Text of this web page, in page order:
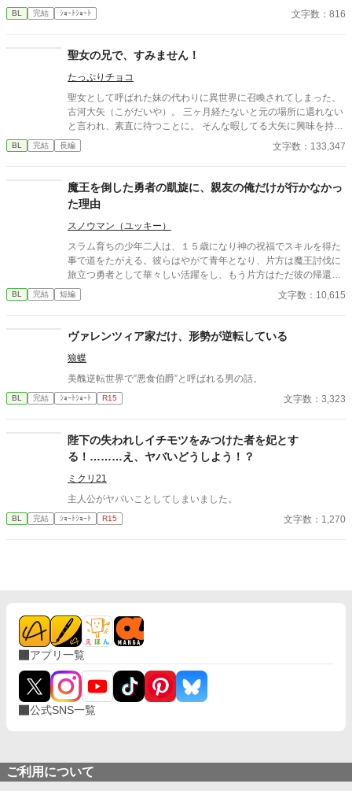
もないんだろうなあ。 そんなおれに両親が持ってきた結婚話。と
いうか、政略結婚だろ？！
BL 完結 ｼｮｰﾄｼｮｰﾄ 文字数：816
聖女の兄で、すみません！
たっぷりチョコ
聖女として呼ばれた妹の代わりに異世界に召喚されてしまった、
古河大矢（こがだいや）。 三ヶ月経たないと元の場所に還れない
と言われ、素直に待つことに。 そんな暇してる大矢に興味を持っ
た次期国王となる第一王子が話しかけてきて・・・。 BL。ラブコ
メ異世界ファンタジー。
BL 完結 長編 文字数：133,347
魔王を倒した勇者の凱旋に、親友の俺だけが行かなかっ
た理由
スノウマン（ユッキー）
スラム育ちの少年二人は、１５歳になり神の祝福でスキルを得た
事で道をたがえる。彼らはやがて青年となり、片方は魔王討伐に
旅立つ勇者として華々しい活躍をし、もう片方はただ彼の帰還を
待つ相変わらずスラム暮らしの存在となる。 これは何も持たない
青年がただ勇者の帰りを待つ日常を描いた作品です。 無自覚両片
か見える世界が変わるかもしれません。
BL 完結 短編 文字数：10,615
ヴァレンツィア家だけ、形勢が逆転している
狼蝶
美醜逆転世界で”悪食伯爵”と呼ばれる男の話。
BL 完結 ｼｮｰﾄｼｮｰﾄ R15 文字数：3,323
陛下の失われしイチモツをみつけた者を妃とす
る！………え、ヤバいどうしよう！？
ミクリ21
主人公がヤバいことしてしまいました。
BL 完結 ｼｮｰﾄｼｮｰﾄ R15 文字数：1,270
アプリ一覧
公式SNS一覧
ご利用について